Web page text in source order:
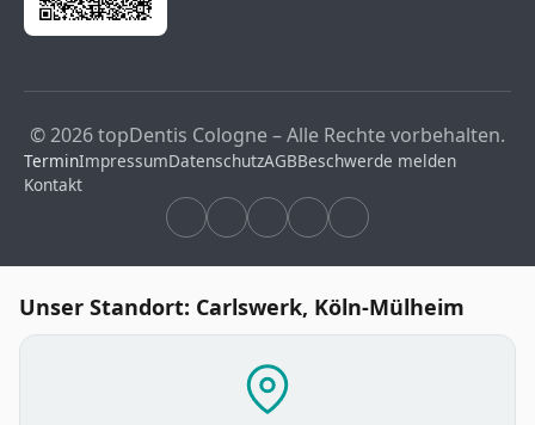
© 2026 topDentis Cologne – Alle Rechte vorbehalten.
TerminImpressumDatenschutzAGBBeschwerde melden
Kontakt
Unser Standort: Carlswerk, Köln-Mülheim